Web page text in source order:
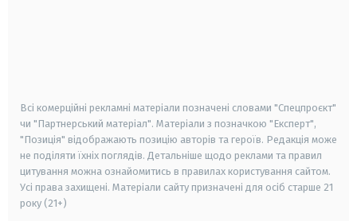
Всі комерційні рекламні матеріали позначені словами "Спецпроєкт"
чи "Партнерський матеріал". Матеріали з позначкою "Експерт",
"Позиція" відображають позицію авторів та героїв. Редакція може
не поділяти їхніх поглядів. Детальніше щодо реклами та правил
цитування можна ознайомитись в правилах користування сайтом.
Усі права захищені. Матеріали сайту призначені для осіб старше 21
року (21+)